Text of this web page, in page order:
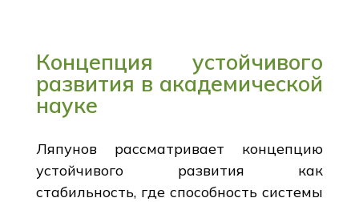
Концепция устойчивого
развития в академической
науке
Ляпунов рассматривает концепцию
устойчивого развития как
стабильность, где способность системы